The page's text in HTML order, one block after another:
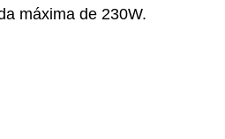
máxima de 230W.